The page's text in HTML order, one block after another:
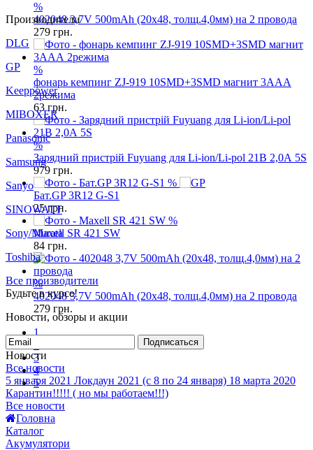
%
402048 3,7V 500mAh (20x48, толщ.4,0мм) на 2 провода
279 грн.
%
фонарь кемпинг ZJ-919 10SMD+3SMD магнит 3AAА
2режима
63 грн.
%
Зарядний пристрій Fuyuang для Li-ion/Li-pol 21В 2,0А 5S
979 грн.
%
Бат.GP 3R12 G-S1
25грн.
%
Maxell SR 421 SW
84 грн.
%
402048 3,7V 500mAh (20x48, толщ.4,0мм) на 2 провода
279 грн.
1
3
4
5
Производители
Keeppower
MIBOXER
Panasonic
Samsung
SINOWATT
Sony/Murata
Toshiba
Все производители
Будьте в курсе!
Новости, обзоры и акции
Новости
Все новости
5 января 2021
Карантин!!!!! ( но мы работаем!!!)
Все новости
Головна
Каталог
Акумулятори
Літій-іонний акумулятор (Li-ion)